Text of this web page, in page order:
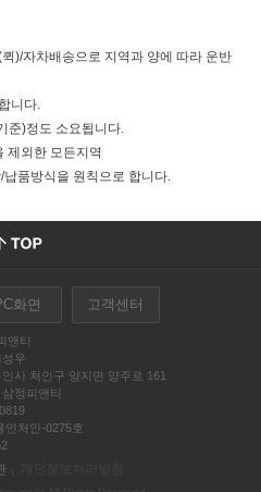
)/자차배송으로 지역과 양에 따라 운반
니다.
준)정도 소요됩니다.
제외한 모든지역
품방식을 원칙으로 합니다.
화면 고객센터
앤티
우
시 처인구 양지면 양주로 161
정피앤티
인처인-0275호